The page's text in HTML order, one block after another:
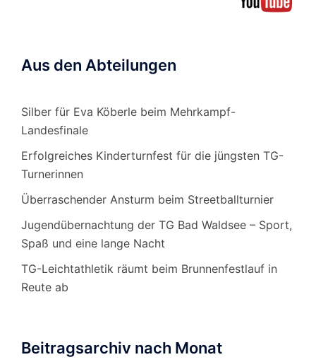
Aus den Abteilungen
Silber für Eva Köberle beim Mehrkampf-
Landesfinale
Erfolgreiches Kinderturnfest für die jüngsten TG-
Turnerinnen
Überraschender Ansturm beim Streetballturnier
Jugendübernachtung der TG Bad Waldsee – Sport,
Spaß und eine lange Nacht
TG-Leichtathletik räumt beim Brunnenfestlauf in
Reute ab
Beitragsarchiv nach Monat